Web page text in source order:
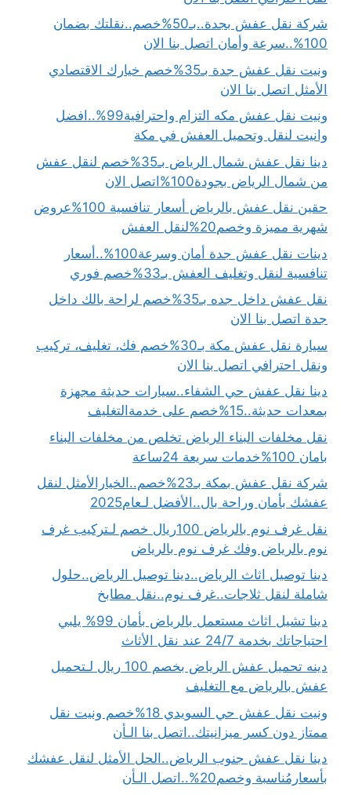
شركة نقل عفش بجدة..بـ50%خصم..نقلتك بضمان
100%..سرعة وأمان اتصل بنا الان
ونيت نقل عفش جدة بـ35%خصم خيارك الاقتصادي
الأمثل اتصل بنا الان
ونيت نقل عفش مكه التزام واحترافية99%..افضل
وانيت لنقل وتحميل العفش في مكة
دينا نقل عفش شمال الرياض بـ35%خصم لنقل عفش
من شمال الرياض بجودة100%اتصل الان
حقين نقل عفش بالرياض أسعار تنافسية 100%عروض
شهرية مميزة وخصم20%لنقل العفش
دينات نقل عفش جدة أمان وسرعة100%..أسعار
تنافسية لنقل وتغليف العفش بـ33%خصم فوري
نقل عفش داخل جده بـ35%خصم لراحة بالك داخل
جدة اتصل بنا الان
سيارة نقل عفش مكة بـ30%خصم فك، تغليف، تركيب
ونقل احترافي اتصل بنا الان
دينا نقل عفش حي الشفاء..سيارات حديثة مجهزة
بمعدات حديثة..15%خصم على خدمةالتغليف
نقل مخلفات البناء الرياض تخلص من مخلفات البناء
بامان 100%خدمات سريعة 24ساعة
شركة نقل عفش بمكة بـ23%خصم..الخيارالأمثل لنقل
عفشك بأمان وراحة بال..الأفضل لـعام2025
نقل غرف نوم بالرياض 100ريال خصم لـتركيب غرف
نوم بالرياض وفك غرف نوم بالرياض
دينا توصيل اثاث الرياض..دينا توصيل الرياض..حلول
شاملة لنقل ثلاجات..غرف نوم..نقل مطابخ
دينا تشيل اثاث مستعمل بالرياض بأمان 99% يلبي
احتياجاتك بخدمة 24/7 عند نقل الأثاث
دينه تحميل عفش الرياض بخصم 100 ريال لـتحميل
عفش بالرياض مع التغليف
ونيت نقل عفش حي السويدي 18%خصم ونيت نقل
ممتاز دون كسر ميزانيتك..اتصل بنا الـأن
دينا نقل عفش جنوب الرياض..الحل الأمثل لنقل عفشك
بأسعارمُناسبة وخصم20%..اتصل الـأن